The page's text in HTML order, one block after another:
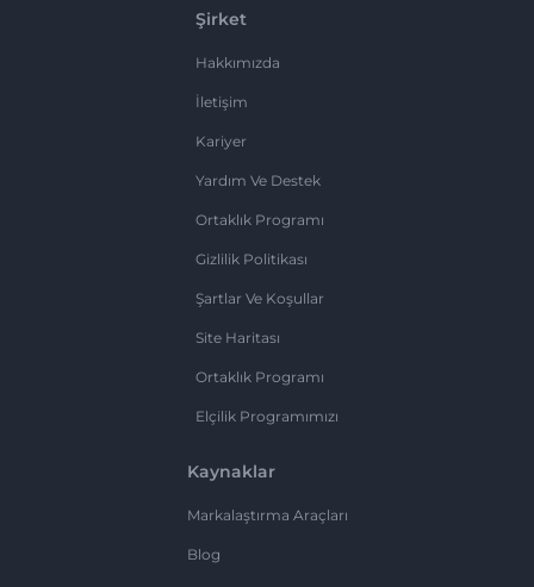
Şirket
Hakkımızda
İletişim
Kariyer
Yardım Ve Destek
Ortaklık Programı
Gizlilik Politikası
Şartlar Ve Koşullar
Site Haritası
Ortaklık Programı
Elçilik Programımızı
Kaynaklar
Markalaştırma Araçları
Blog